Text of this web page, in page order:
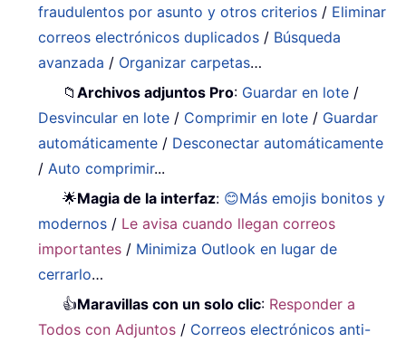
fraudulentos por asunto y otros criterios / Eliminar
correos electrónicos duplicados / Búsqueda
avanzada / Organizar carpetas…
📁Archivos adjuntos Pro: Guardar en lote /
Desvincular en lote / Comprimir en lote / Guardar
automáticamente / Desconectar automáticamente
/Auto comprimir...
🌟Magia de la interfaz: 😊Más emojis bonitos y
modernos / Le avisa cuando llegan correos
importantes / Minimiza Outlook en lugar de
cerrarlo…
👍Maravillas con un solo clic: Responder a
Todos con Adjuntos / Correos electrónicos anti-